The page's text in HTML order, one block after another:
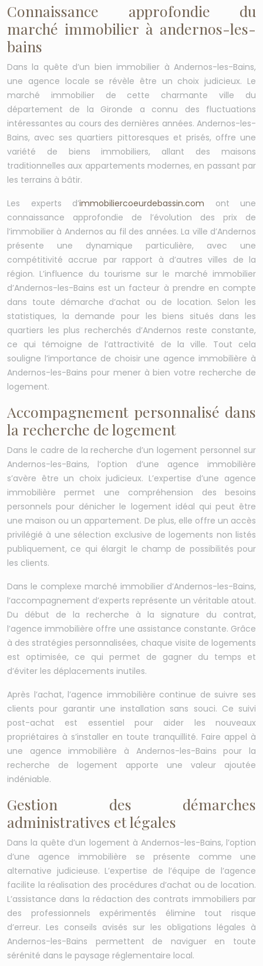
Connaissance approfondie du
marché immobilier à andernos-les-
bains
Dans la quête d’un bien immobilier à Andernos-les-Bains,
une agence locale se révèle être un choix judicieux. Le
marché immobilier de cette charmante ville du
département de la Gironde a connu des fluctuations
intéressantes au cours des dernières années. Andernos-les-
Bains, avec ses quartiers pittoresques et prisés, offre une
variété de biens immobiliers, allant des maisons
traditionnelles aux appartements modernes, en passant par
les terrains à bâtir.
Les experts d’immobiliercoeurdebassin.com ont une
connaissance approfondie de l’évolution des prix de
l’immobilier à Andernos au fil des années. La ville d’Andernos
présente une dynamique particulière, avec une
compétitivité accrue par rapport à d’autres villes de la
région. L’influence du tourisme sur le marché immobilier
d’Andernos-les-Bains est un facteur à prendre en compte
dans toute démarche d’achat ou de location. Selon les
statistiques, la demande pour les biens situés dans les
quartiers les plus recherchés d’Andernos reste constante,
ce qui témoigne de l’attractivité de la ville. Tout cela
souligne l’importance de choisir une agence immobilière à
Andernos-les-Bains pour mener à bien votre recherche de
logement.
Accompagnement personnalisé dans
la recherche de logement
Dans le cadre de la recherche d’un logement personnel sur
Andernos-les-Bains, l’option d’une agence immobilière
s’avère être un choix judicieux. L’expertise d’une agence
immobilière permet une compréhension des besoins
personnels pour dénicher le logement idéal qui peut être
une maison ou un appartement. De plus, elle offre un accès
privilégié à une sélection exclusive de logements non listés
publiquement, ce qui élargit le champ de possibilités pour
les clients.
Dans le complexe marché immobilier d’Andernos-les-Bains,
l’accompagnement d’experts représente un véritable atout.
Du début de la recherche à la signature du contrat,
l’agence immobilière offre une assistance constante. Grâce
à des stratégies personnalisées, chaque visite de logements
est optimisée, ce qui permet de gagner du temps et
d’éviter les déplacements inutiles.
Après l’achat, l’agence immobilière continue de suivre ses
clients pour garantir une installation sans souci. Ce suivi
post-achat est essentiel pour aider les nouveaux
propriétaires à s’installer en toute tranquillité. Faire appel à
une agence immobilière à Andernos-les-Bains pour la
recherche de logement apporte une valeur ajoutée
indéniable.
Gestion des démarches
administratives et légales
Dans la quête d’un logement à Andernos-les-Bains, l’option
d’une agence immobilière se présente comme une
alternative judicieuse. L’expertise de l’équipe de l’agence
facilite la réalisation des procédures d’achat ou de location.
L’assistance dans la rédaction des contrats immobiliers par
des professionnels expérimentés élimine tout risque
d’erreur. Les conseils avisés sur les obligations légales à
Andernos-les-Bains permettent de naviguer en toute
sérénité dans le paysage réglementaire local.